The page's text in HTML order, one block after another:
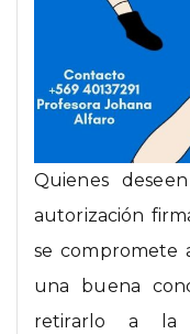
Quienes
autorización
se compromete
una buena
retirarlo a la